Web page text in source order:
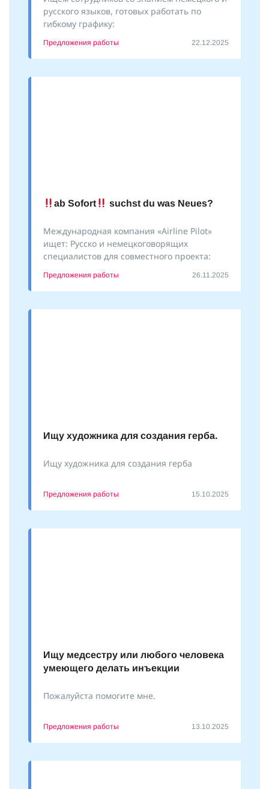
русского языков, готовых работать по
гибкому графику:
Предложения работы 22.12.2025
ab Sofort suchst du was Neues?
Международная компания «Airline Pilot»
ищет: Русско и немецкоговорящих
специалистов для совместного проекта:
Предложения работы 26.11.2025
Ищу художника для создания герба.
Ищу художника для создания герба
Предложения работы 15.10.2025
Ищу медсестру или любого человека
умеющего делать инъекции
Пожалуйста помогите мне.
Предложения работы 13.10.2025